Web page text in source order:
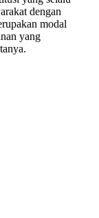
dengan
modal
yang